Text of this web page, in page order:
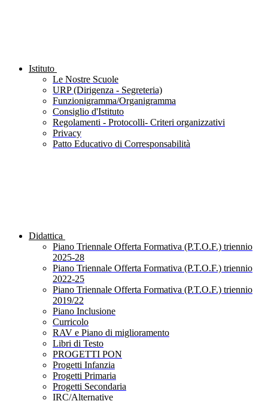
Istituto
Le Nostre Scuole
URP (Dirigenza - Segreteria)
Funzionigramma/Organigramma
Consiglio d'Istituto
Regolamenti - Protocolli- Criteri organizzativi
Privacy
Patto Educativo di Corresponsabilità
Didattica
Piano Triennale Offerta Formativa (P.T.O.F.) triennio
2025-28
Piano Triennale Offerta Formativa (P.T.O.F.) triennio
2022-25
Piano Triennale Offerta Formativa (P.T.O.F.) triennio
2019/22
Piano Inclusione
Curricolo
RAV e Piano di miglioramento
Libri di Testo
PROGETTI PON
Progetti Infanzia
Progetti Primaria
Progetti Secondaria
IRC/Alternative